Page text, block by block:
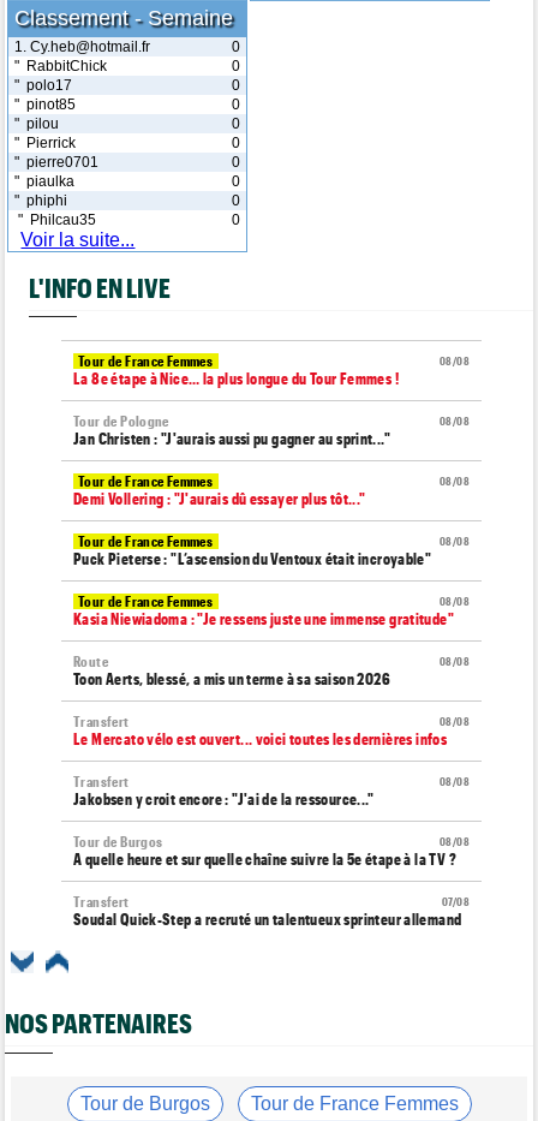
Classement - Semaine
1. Cy.heb@hotmail.fr
0
" RabbitChick
0
" polo17
0
" pinot85
0
" pilou
0
" Pierrick
0
" pierre0701
0
" piaulka
0
" phiphi
0
" Philcau35
0
Voir la suite...
L'INFO EN LIVE
08/08
Tour de France Femmes
La 8e étape à Nice… la plus longue du Tour Femmes !
08/08
Tour de Pologne
Jan Christen : "J'aurais aussi pu gagner au sprint..."
08/08
Tour de France Femmes
Demi Vollering : "J'aurais dû essayer plus tôt..."
08/08
Tour de France Femmes
Puck Pieterse : "L’ascension du Ventoux était incroyable"
08/08
Tour de France Femmes
Kasia Niewiadoma : "Je ressens juste une immense gratitude"
08/08
Route
Toon Aerts, blessé, a mis un terme à sa saison 2026
08/08
Transfert
Le Mercato vélo est ouvert... voici toutes les dernières infos
08/08
Transfert
Jakobsen y croit encore : "J'ai de la ressource..."
08/08
Tour de Burgos
A quelle heure et sur quelle chaîne suivre la 5e étape à la TV ?
07/08
Transfert
Soudal Quick-Step a recruté un talentueux sprinteur allemand
07/08
Tour de France Femmes
NOS PARTENAIRES
Tour de Burgos Tour de France Femmes